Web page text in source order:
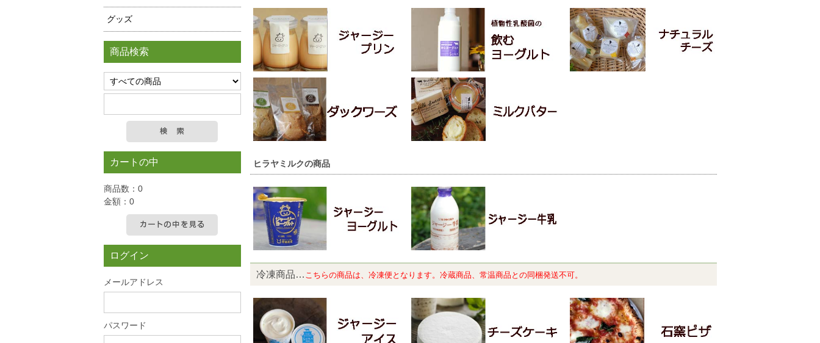
ヒラヤミルクの商品
冷凍商品… こちらの商品は、冷凍便となります。冷蔵商品、常温商品との同梱発送不可。
グッズ
商品検索
カートの中
商品数：0
金額：0
ログイン
メールアドレス
パスワード